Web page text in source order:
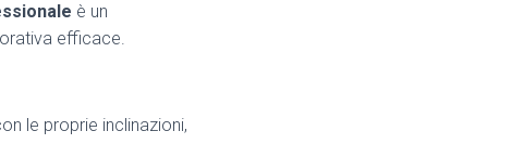
è un
efficace.
le proprie inclinazioni,